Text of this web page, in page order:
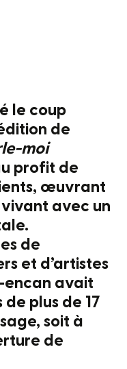
le coup
de
moi
profit de
œuvrant
avec un
de
et d’artistes
encan avait
plus de 17
soit à
de